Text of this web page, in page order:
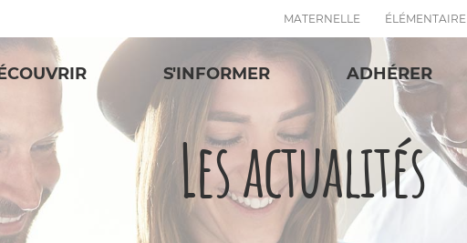
MATERNELLE ÉLÉMENTAIRE
S'INFORMER ADHÉRER
Les actualités